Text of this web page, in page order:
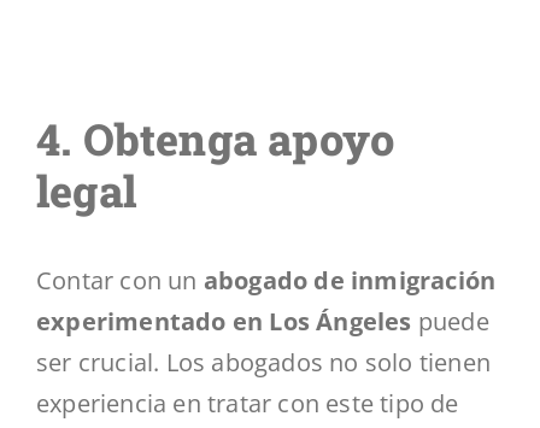
4. Obtenga apoyo
legal
Contar con un abogado de inmigración
experimentado en Los Ángeles puede
ser crucial. Los abogados no solo tienen
experiencia en tratar con este tipo de